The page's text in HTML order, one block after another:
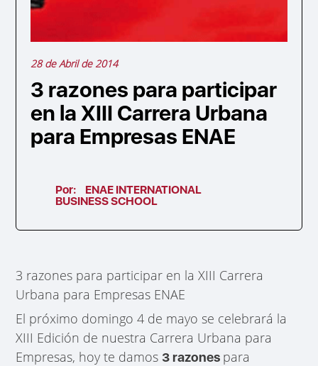
28 de Abril de 2014
3 razones para participar
en la XIII Carrera Urbana
para Empresas ENAE
Por:
ENAE INTERNATIONAL
BUSINESS SCHOOL
3 razones para participar en la XIII Carrera
Urbana para Empresas ENAE
El próximo domingo 4 de mayo se celebrará la
XIII Edición de nuestra Carrera Urbana para
Empresas, hoy te damos3 razones para